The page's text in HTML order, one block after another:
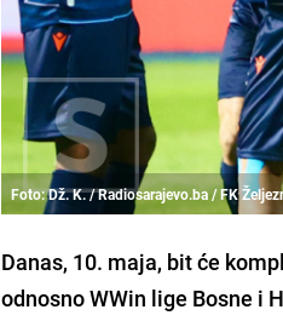
Foto: Dž. K. / Radiosarajevo.ba / FK
Danas, 10. maja, bit će
odnosno WWin lige Bosne i